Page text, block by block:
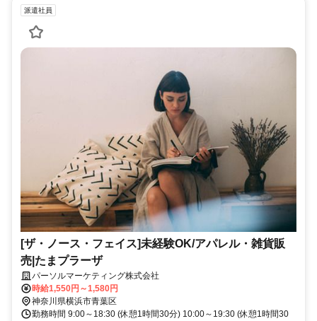
派遣社員
[ザ・ノース・フェイス]未経験OK/アパレル・雑貨販
売|たまプラーザ
パーソルマーケティング株式会社
時給1,550円～1,580円
神奈川県横浜市青葉区
勤務時間 9:00～18:30 (休憩1時間30分) 10:00～19:30 (休憩1時間30